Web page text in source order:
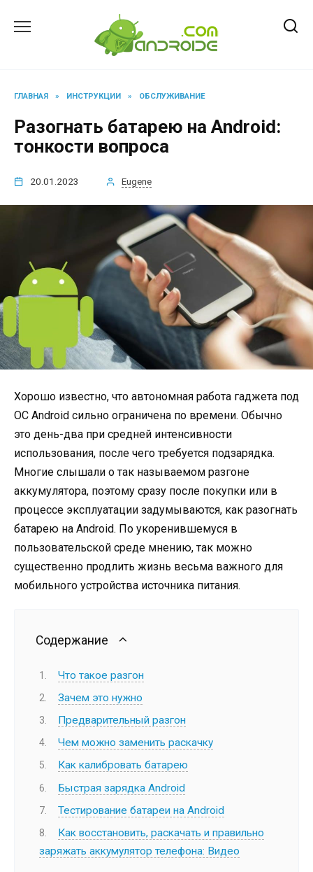
ГЛАВНАЯ » ИНСТРУКЦИИ » ОБСЛУЖИВАНИЕ
Разогнать батарею на Android:
тонкости вопроса
20.01.2023 Eugene
Хорошо известно, что автономная работа гаджета под
ОС Android сильно ограничена по времени. Обычно
это день-два при средней интенсивности
использования, после чего требуется подзарядка.
Многие слышали о так называемом разгоне
аккумулятора, поэтому сразу после покупки или в
процессе эксплуатации задумываются, как разогнать
батарею на Android. По укоренившемуся в
пользовательской среде мнению, так можно
существенно продлить жизнь весьма важного для
мобильного устройства источника питания.
Содержание
Что такое разгон
Зачем это нужно
Предварительный разгон
Чем можно заменить раскачку
Как калибровать батарею
Быстрая зарядка Android
Тестирование батареи на Android
Как восстановить, раскачать и правильно
заряжать аккумулятор телефона: Видео